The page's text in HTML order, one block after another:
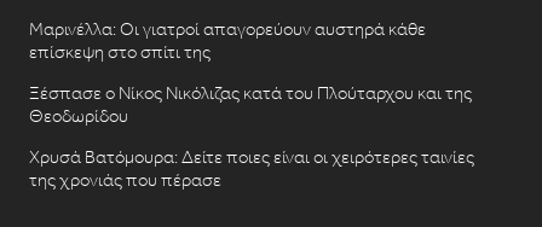
Μαρινέλλα: Οι γιατροί απαγορεύουν αυστηρά κάθε
επίσκεψη στο σπίτι της
Ξέσπασε ο Νίκος Νικόλιζας κατά του Πλούταρχου και της
Θεοδωρίδου
Χρυσά Βατόμουρα: Δείτε ποιες είναι οι χειρότερες ταινίες
της χρονιάς που πέρασε